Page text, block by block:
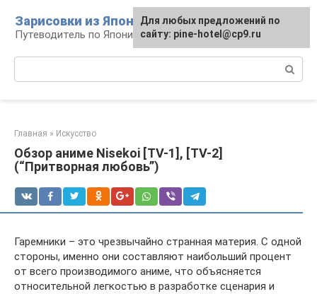
контенту
Зарисовки из Японии
Путеводитель по Японии
Главная » Искусство
Обзор аниме Nisekoi [TV-1], [TV-2]
(“Притворная любовь”)
Гаремники – это чрезвычайно странная материя. С одной
стороны, именно они составляют наибольший процент
от всего производимого аниме, что объясняется
относительной легкостью в разработке сценария и
Для любых предложений по
сайту: pine-hotel@cp9.ru